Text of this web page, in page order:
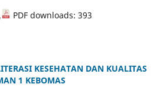
PDF downloads: 393
KESEHATAN DAN KUALITAS
1 KEBOMAS